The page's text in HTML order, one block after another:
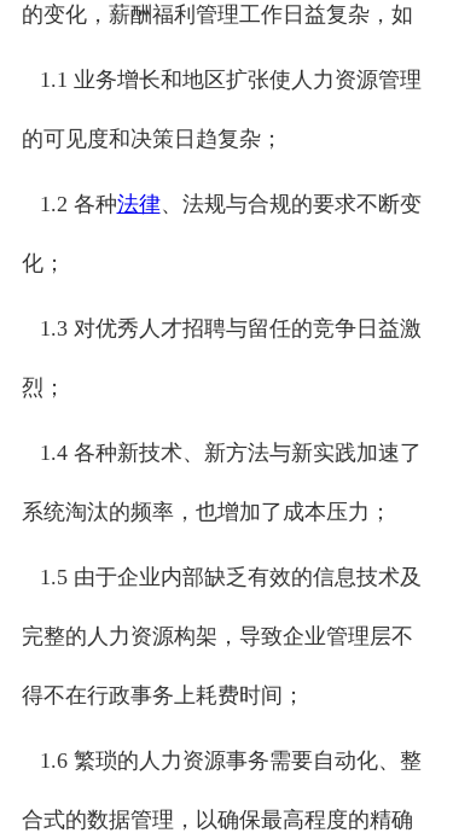
的变化，薪酬福利管理工作日益复杂，如
1.1 业务增长和地区扩张使人力资源管理
的可见度和决策日趋复杂；
1.2 各种法律、法规与合规的要求不断变
化；
1.3 对优秀人才招聘与留任的竞争日益激
烈；
1.4 各种新技术、新方法与新实践加速了
系统淘汰的频率，也增加了成本压力；
1.5 由于企业内部缺乏有效的信息技术及
完整的人力资源构架，导致企业管理层不
得不在行政事务上耗费时间；
1.6 繁琐的人力资源事务需要自动化、整
合式的数据管理，以确保最高程度的精确